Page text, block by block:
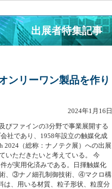
出展者特集記事
ンリーワン製品を作り
2024年1月16日
びファインの3分野で事業展開する
社であり、1958年設立の触媒化成
2024（総称：ナノテク展）への出展
いただきたいと考えている。 今
が実用化済みである。日揮触媒化
、③ナノ細孔制御技術、④マクロ構
は、用いる材質、粒子形状、粒度分